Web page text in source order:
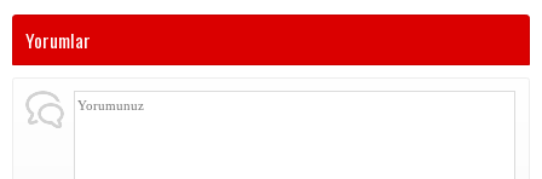
Yorumlar